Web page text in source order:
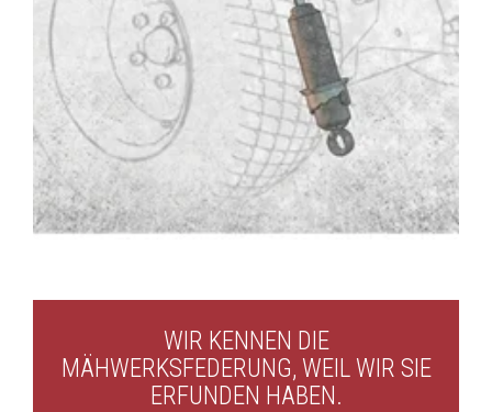
WIR KENNEN DIE
MÄHWERKSFEDERUNG, WEIL WIR SIE
ERFUNDEN HABEN.